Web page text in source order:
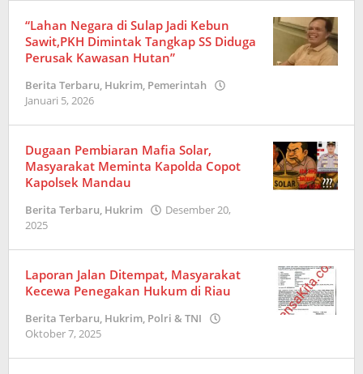
“Lahan Negara di Sulap Jadi Kebun
Sawit,PKH Dimintak Tangkap SS Diduga
Perusak Kawasan Hutan”
Berita Terbaru, Hukrim, Pemerintah
Januari 5, 2026
Dugaan Pembiaran Mafia Solar,
Masyarakat Meminta Kapolda Copot
Kapolsek Mandau
Berita Terbaru, Hukrim
Desember 20,
2025
Laporan Jalan Ditempat, Masyarakat
Kecewa Penegakan Hukum di Riau
Berita Terbaru, Hukrim, Polri & TNI
Oktober 7, 2025